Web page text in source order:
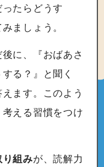
たらどうす
ましょう。
に、『おばあさ
る？』と聞く
ます。このよう
える習慣をつけ
り組みが、読解力